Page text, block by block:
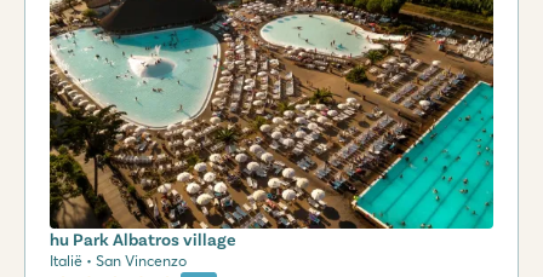
hu Park Albatros village
Italië • San Vincenzo